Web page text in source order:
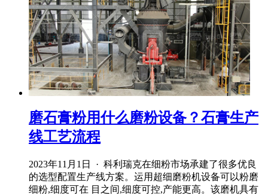
磨石膏粉用什么磨粉设备？石膏生产
线工艺流程
2023年11月1日 · 科利瑞克在细粉市场承建了很多优良
的选型配置生产线方案。运用超细磨粉机设备可以粉磨
细粉,细度可在 目之间,细度可控,产能更高。该磨机具有